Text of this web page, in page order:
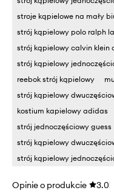
stroje kąpielowe na mały
strój kąpielowy polo ralph
strój kąpielowy calvin klein
strój kąpielowy
reebok strój kąpielowy
strój kąpielowy
kostium kapielowy adidas
strój jednoczęściowy guess
strój kąpielowy
strój kąpielowy
Opinie o produkcie 3.0